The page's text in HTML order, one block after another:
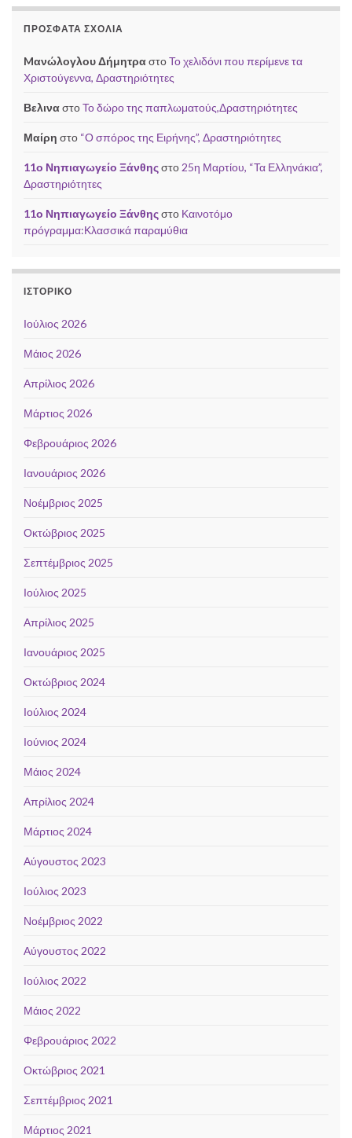
ΠΡΌΣΦΑΤΑ ΣΧΌΛΙΑ
Mανώλογλου ΔήμητραστοΤο χελιδόνι που περίμενε τα
Χριστούγεννα, Δραστηριότητες
ΒελιναστοΤο δώρο της παπλωματούς,Δραστηριότητες
Μαίρη στο “Ο σπόρος της Ειρήνης”, Δραστηριότητες
11ο Νηπιαγωγείο Ξάνθηςστο 25η Μαρτίου, “Τα Ελληνάκια”,
Δραστηριότητες
11ο Νηπιαγωγείο Ξάνθηςστο Καινοτόμο
πρόγραμμα:Κλασσικά παραμύθια
ΙΣΤΟΡΙΚΌ
Ιούλιος 2026
Μάιος 2026
Απρίλιος 2026
Μάρτιος 2026
Φεβρουάριος 2026
Ιανουάριος 2026
Νοέμβριος 2025
Οκτώβριος 2025
Σεπτέμβριος 2025
Ιούλιος 2025
Απρίλιος 2025
Ιανουάριος 2025
Οκτώβριος 2024
Ιούλιος 2024
Ιούνιος 2024
Μάιος 2024
Απρίλιος 2024
Μάρτιος 2024
Αύγουστος 2023
Ιούλιος 2023
Νοέμβριος 2022
Αύγουστος 2022
Ιούλιος 2022
Μάιος 2022
Φεβρουάριος 2022
Οκτώβριος 2021
Σεπτέμβριος 2021
Μάρτιος 2021